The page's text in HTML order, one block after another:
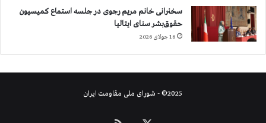
سخنرانی خانم مریم رجوی در جلسه استماع کمیسیون
حقوق‌بشر سنای ایتالیا
16 جولای 2026
2025© - شورای ملی مقاومت ایران